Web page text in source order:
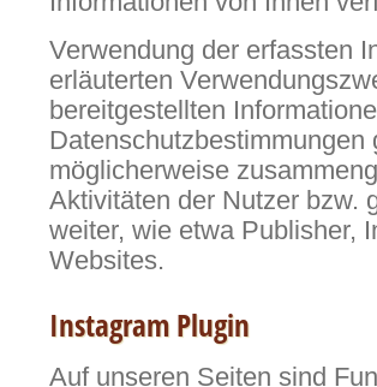
Verwendung der erfassten
erläuterten
bereitgestellten
möglicherweise
Aktivitäten der Nutzer bzw.
weiter, wie etwa Publisher,
Websites.
Instagram Plugin
Auf unseren Seiten sind